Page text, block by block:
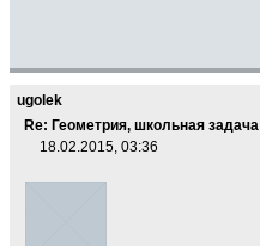
ugolek
Re: Геометрия, школьная задача
18.02.2015, 03:36